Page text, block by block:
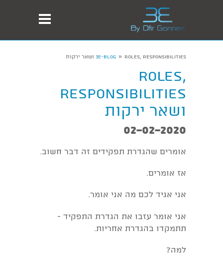
3E-Blog » Roles, Responsibilities ושאר ירקות
Roles,
Responsibilities
ושאר ירקות
02-02-2020
אומרים שהגדרת תפקידים זה דבר חשוב.
אז אומרים.
אני אגיד לכם מה אני אומר.
אני אומר עזבו את הגדרת התפקיד -
תתמקדו בהגדרת אחריות.
למה?